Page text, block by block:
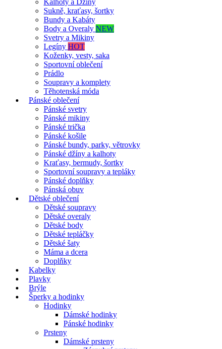
Kalhoty a Džíny
Sukně, kraťasy, šortky
Bundy a Kabáty
Body a Overaly NEW
Svetry a Mikiny
Legíny HOT
Koženky, vesty, saka
Sportovní oblečení
Prádlo
Soupravy a komplety
Těhotenská móda
Pánské oblečení
Pánské svetry
Pánské mikiny
Pánské trička
Pánské košile
Pánské bundy, parky, větrovky
Pánské džíny a kalhoty
Kraťasy, bermudy, šortky
Sportovní soupravy a tepláky
Pánské doplňky
Pánská obuv
Dětské oblečení
Dětské soupravy
Dětské overaly
Dětské body
Dětské tepláčky
Dětské šaty
Máma a dcera
Doplňky
Kabelky
Plavky
Brýle
Šperky a hodinky
Hodinky
Dámské hodinky
Pánské hodinky
Prsteny
Dámské prsteny